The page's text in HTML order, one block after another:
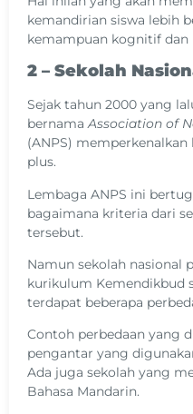
kemandirian siswa lebih
kemampuan kognitif dan
2 – Sekolah
Sejak tahun 2000 yang
bernamaAssociation of
(ANPS)
plus.
Lembaga ANPS ini
bagaimana kriteria dari
tersebut.
Namun sekolah nasional
kurikulum Kemendikbud
terdapat beberapa
Contoh perbedaan yang
pengantar yang
Ada juga sekolah yang
Bahasa Mandarin.